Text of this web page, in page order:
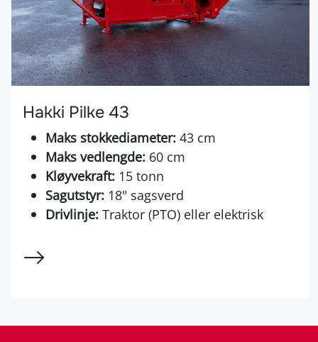
Hakki Pilke 43
Maks stokkediameter: 43 cm
Maks vedlengde: 60 cm
Kløyvekraft: 15 tonn
Sagutstyr: 18" sagsverd
Drivlinje: Traktor (PTO) eller elektrisk